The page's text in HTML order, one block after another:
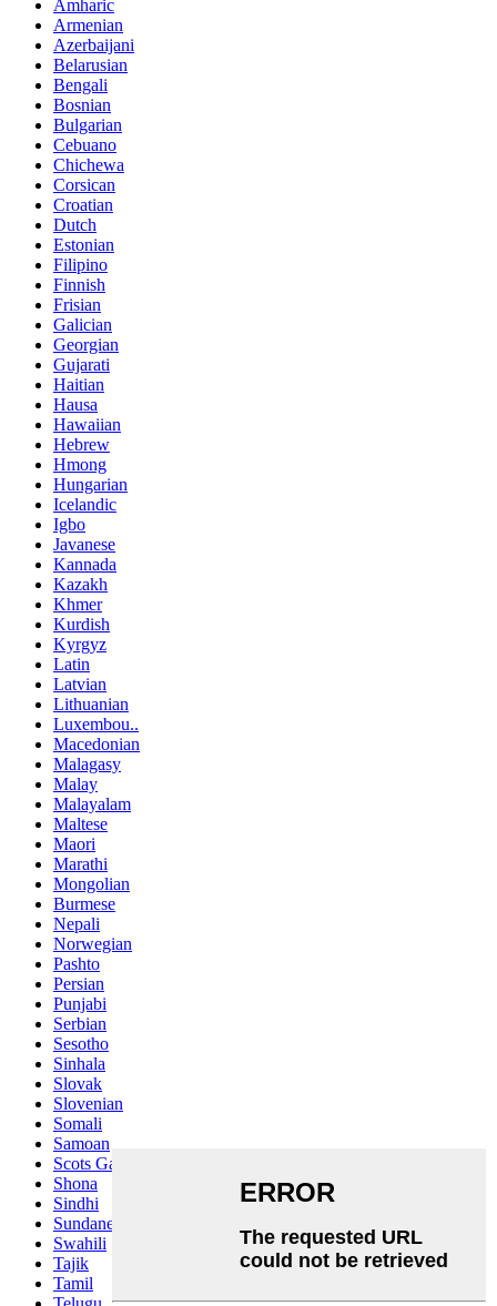
Amharic
Armenian
Azerbaijani
Belarusian
Bengali
Bosnian
Bulgarian
Cebuano
Chichewa
Corsican
Croatian
Dutch
Estonian
Filipino
Finnish
Frisian
Galician
Georgian
Gujarati
Haitian
Hausa
Hawaiian
Hebrew
Hmong
Hungarian
Icelandic
Igbo
Javanese
Kannada
Kazakh
Khmer
Kurdish
Kyrgyz
Latin
Latvian
Lithuanian
Luxembou..
Macedonian
Malagasy
Malay
Malayalam
Maltese
Maori
Marathi
Mongolian
Burmese
Nepali
Norwegian
Pashto
Persian
Punjabi
Serbian
Sesotho
Sinhala
Slovak
Slovenian
Somali
Samoan
Scots Gaelic
Shona
Sindhi
Sundanese
Swahili
Tajik
Tamil